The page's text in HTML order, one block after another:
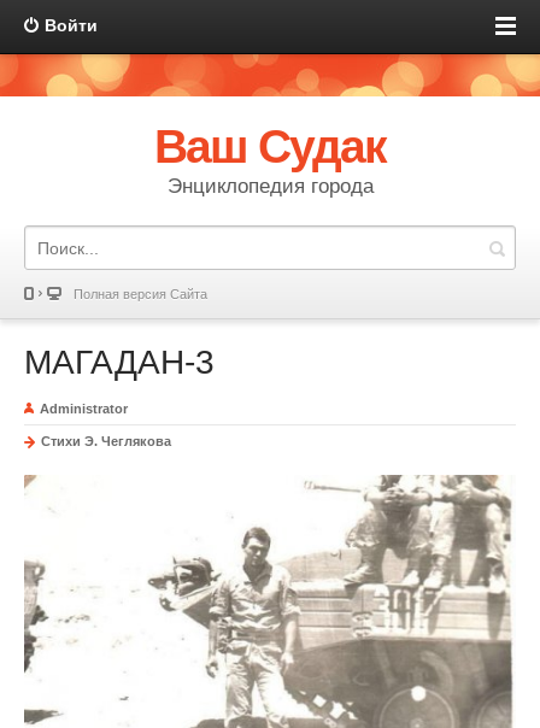
Войти
Ваш Судак
Энциклопедия города
Полная версия Сайта
МАГАДАН-3
Administrator
Стихи Э. Чеглякова